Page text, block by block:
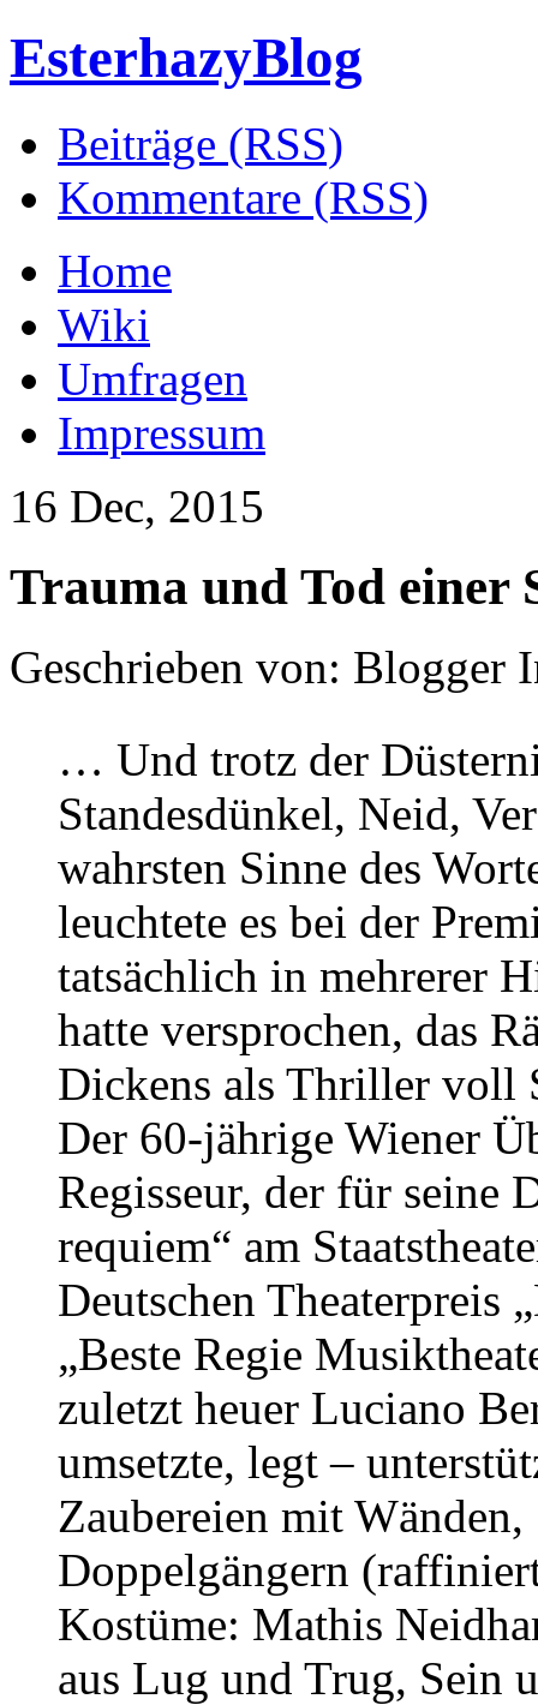
EsterhazyBlog
Beiträge (RSS)
Kommentare (RSS)
Home
Wiki
Umfragen
Impressum
16 Dec, 2015
Trauma und Tod einer
Geschrieben von: Blogger
… Und trotz der
Standesdünkel, Neid,
wahrsten Sinne des
leuchtete es bei der
tatsächlich in mehrerer
hatte versprochen, das
Dickens als Thriller voll
Der 60-jährige Wiener
Regisseur, der für seine
requiem“ am
Deutschen Theaterpreis
„Beste Regie
zuletzt heuer Luciano
umsetzte, legt –
Zaubereien mit
Doppelgängern
Kostüme: Mathis
aus Lug und Trug, Sein